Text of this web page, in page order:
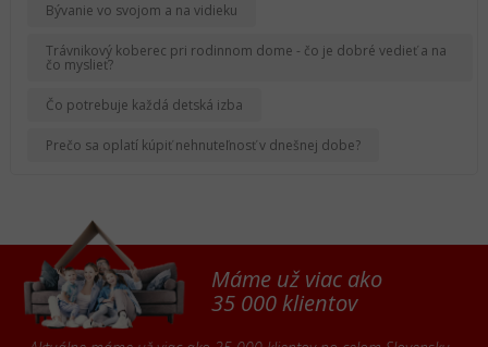
Bývanie vo svojom a na vidieku
Trávnikový koberec pri rodinnom dome - čo je dobré vedieť a na
čo myslieť?
Čo potrebuje každá detská izba
Prečo sa oplatí kúpiť nehnuteľnosť v dnešnej dobe?
Máme už viac ako
35 000 klientov